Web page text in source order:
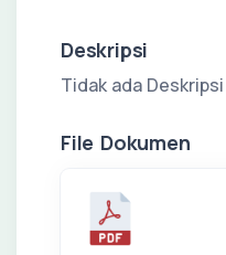
Deskripsi
Tidak ada Deskripsi
File Dokumen